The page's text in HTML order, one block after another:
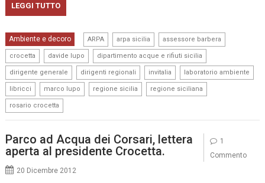
LEGGI TUTTO
Ambiente e decoro ARPA arpa sicilia assessore barbera
crocetta davide lupo dipartimento acque e rifiuti sicilia
dirigente generale dirigenti regionali invitalia laboratorio ambiente
libricci marco lupo regione sicilia regione siciliana
rosario crocetta
Parco ad Acqua dei Corsari, lettera
aperta al presidente Crocetta.
20 Dicembre 2012
1
Commento